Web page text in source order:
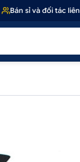
Bán sỉ và đối tác liên hệ: